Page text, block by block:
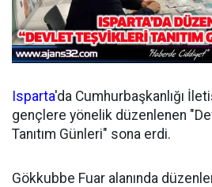
Isparta'da Cumhurbaşkanlığı
gençlere yönelik düzenlenen
Tanıtım Günleri" sona erdi.
Gökkubbe Fuar alanında